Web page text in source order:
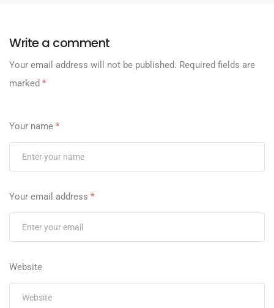
Write a comment
Your email address will not be published. Required fields are
marked *
Your name *
Your email address *
Website